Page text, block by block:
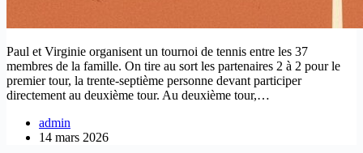
Paul et Virginie organisent un tournoi de tennis entre les 37
membres de la famille. On tire au sort les partenaires 2 à 2 pour le
premier tour, la trente-septième personne devant participer
directement au deuxième tour. Au deuxième tour,…
admin
14 mars 2026